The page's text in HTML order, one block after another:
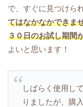
で、すぐに見つけら
てはなかなかできま
３０日のお試し期間
よいと思います！
しばらく使用し
りましたが、購